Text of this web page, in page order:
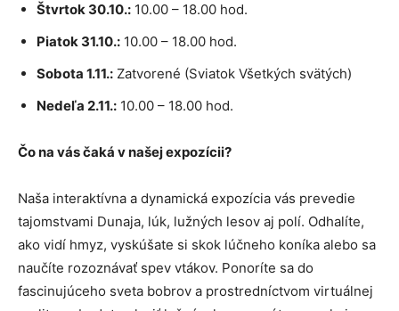
Štvrtok 30.10.: 10.00 – 18.00 hod.
Piatok 31.10.: 10.00 – 18.00 hod.
Sobota 1.11.: Zatvorené (Sviatok Všetkých svätých)
Nedeľa 2.11.: 10.00 – 18.00 hod.
Čo na vás čaká v našej expozícii?
Naša interaktívna a dynamická expozícia vás prevedie
tajomstvami Dunaja, lúk, lužných lesov aj polí. Odhalíte,
ako vidí hmyz, vyskúšate si skok lúčneho koníka alebo sa
naučíte rozoznávať spev vtákov. Ponoríte sa do
fascinujúceho sveta bobrov a prostredníctvom virtuálnej